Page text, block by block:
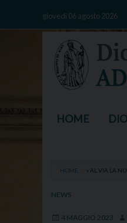
giovedì 06 agosto 2026
HOME
HOME » AL VIA LA
NEWS
4 MAGGIO 2023